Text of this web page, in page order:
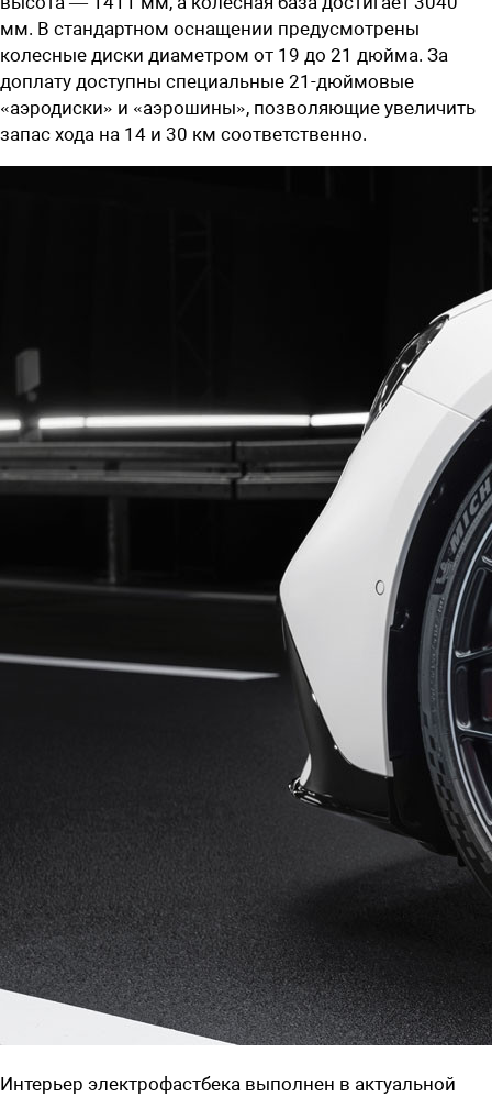
мм. В стандартном оснащении предусмотрены
колесные диски диаметром от 19 до 21 дюйма. За
доплату доступны специальные 21-дюймовые
«аэродиски» и «аэрошины», позволяющие увеличить
запас хода на 14 и 30 км соответственно.
Интерьер электрофастбека выполнен в актуальной